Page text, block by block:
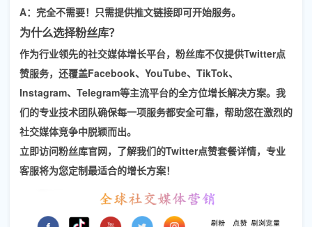
A：完全不需要！只需提供推文链接即可开始服务。
为什么选择粉丝库？
作为行业领先的社交媒体增长平台， 粉丝库不仅提供Twitter点
赞服务，还覆盖Facebook、YouTube、TikTok、
Instagram、Telegram等主流平台的全方位增长解决方案。我
们的专业技术团队确保每一项服务都安全可靠，帮助您在激烈的
社交媒体竞争中脱颖而出。
立即访问粉丝库官网，了解我们的Twitter点赞套餐详情，专业
客服将为您定制最适合的增长方案！